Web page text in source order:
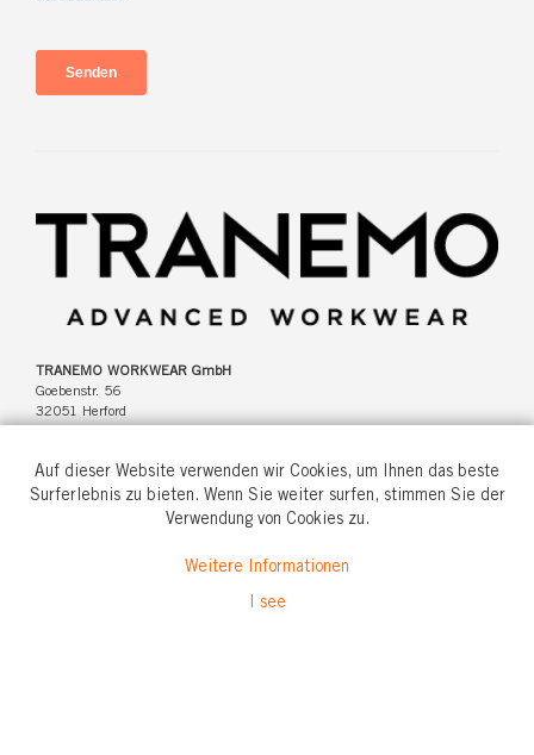
TRANEMO WORKWEAR GmbH
Goebenstr. 56
32051 Herford
Auf dieser Website verwenden wir Cookies, um Ihnen das beste
Surferlebnis zu bieten. Wenn Sie weiter surfen, stimmen Sie der
Verwendung von Cookies zu.
Weitere Informationen
I see